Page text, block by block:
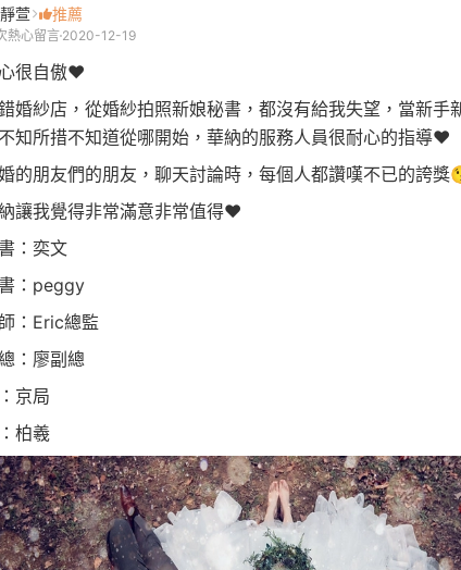
萱 推薦
熱心留言 2020-12-19
很自傲❤️
婚紗店，從婚紗拍照新娘秘書，都沒有給我失望，當新手
知所措不知道從哪開始，華納的服務人員很耐心的指導❤️
的朋友們的朋友，聊天討論時，每個人都讚嘆不已的誇獎
讓我覺得非常滿意非常值得❤️
：奕文
：peggy
：Eric總監
：廖副總
京局
柏羲